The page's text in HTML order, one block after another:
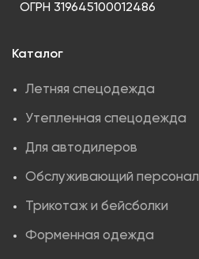
ОГРН 319645100012486
Каталог
Летняя спецодежда
Утепленная спецодежда
Для автодилеров
Обслуживающий персонал
Трикотаж и бейсболки
Форменная одежда